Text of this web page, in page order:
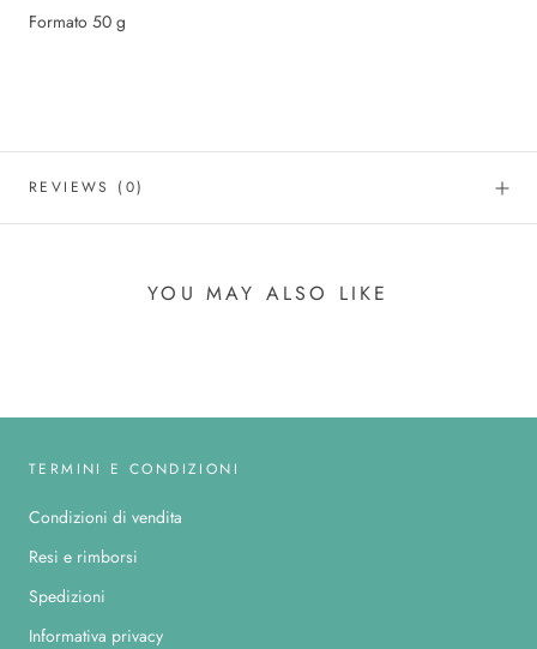
Formato 50 g
REVIEWS (0)
YOU MAY ALSO LIKE
TERMINI E CONDIZIONI
Condizioni di vendita
Resi e rimborsi
Spedizioni
Informativa privacy